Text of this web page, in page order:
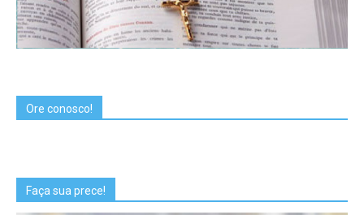
Ore conosco!
Faça sua prece!